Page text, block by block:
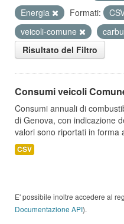
Energia
Formati:
veicoli-comune
Risultato del Filtro
Consumi veicoli
Consumi annuali di
di Genova, con indicazione
valori sono riportati in forma
CSV
E' possibile inoltre accedere al
Documentazione API).